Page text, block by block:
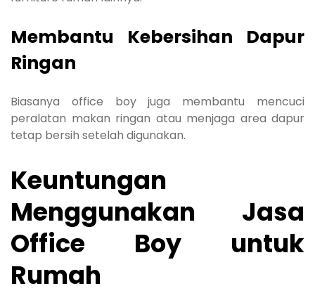
Membantu Kebersihan Dapur
Ringan
Biasanya office boy juga membantu mencuci
peralatan makan ringan atau menjaga area dapur
tetap bersih setelah digunakan.
Keuntungan
Menggunakan Jasa
Office Boy untuk
Rumah